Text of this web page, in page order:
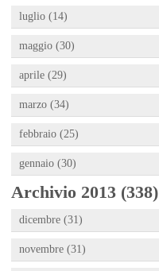
luglio (14)
maggio (30)
aprile (29)
marzo (34)
febbraio (25)
gennaio (30)
Archivio 2013 (338)
dicembre (31)
novembre (31)